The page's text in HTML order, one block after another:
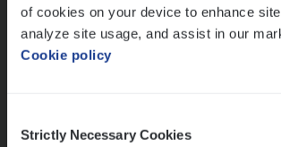
of cookies on your device to enhance
analyze site usage, and assist in our
Cookie policy
Selection
Strictly Necessary Cookies
Test Ana­lyst